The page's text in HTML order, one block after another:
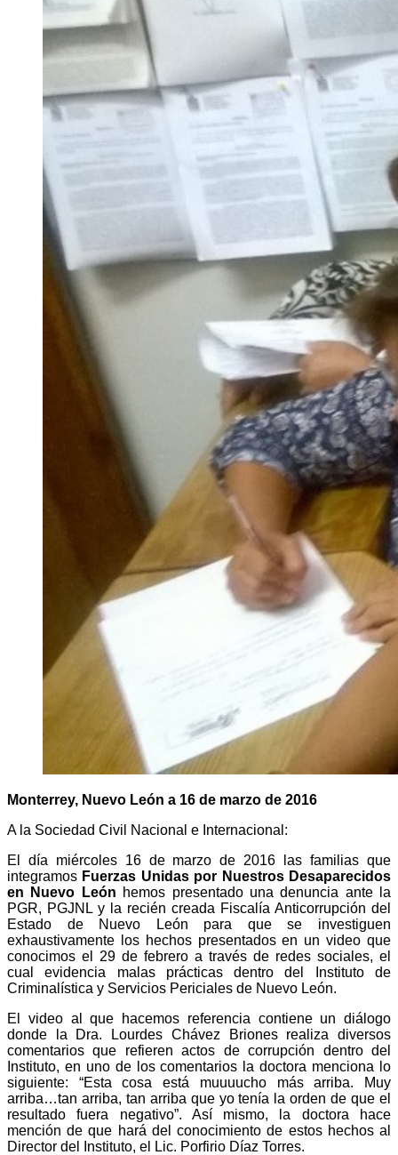
Monterrey, Nuevo León a 16 de marzo de 2016
A la Sociedad Civil Nacional e Internacional:
El día miércoles 16 de marzo de 2016 las familias que
integramos Fuerzas Unidas por Nuestros Desaparecidos
en Nuevo León hemos presentado una denuncia ante la
PGR, PGJNL y la recién creada Fiscalía Anticorrupción del
Estado de Nuevo León para que se investiguen
exhaustivamente los hechos presentados en un video que
conocimos el 29 de febrero a través de redes sociales, el
cual evidencia malas prácticas dentro del Instituto de
Criminalística y Servicios Periciales de Nuevo León.
El video al que hacemos referencia contiene un diálogo
donde la Dra. Lourdes Chávez Briones realiza diversos
comentarios que refieren actos de corrupción dentro del
Instituto, en uno de los comentarios la doctora menciona lo
siguiente: “Esta cosa está muuuucho más arriba. Muy
arriba…tan arriba, tan arriba que yo tenía la orden de que el
resultado fuera negativo”. Así mismo, la doctora hace
mención de que hará del conocimiento de estos hechos al
Director del Instituto, el Lic. Porfirio Díaz Torres.